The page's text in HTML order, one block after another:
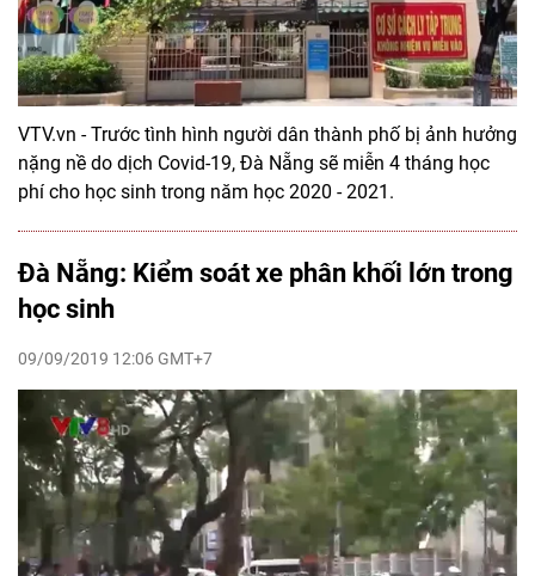
VTV.vn - Trước tình hình người dân thành phố bị ảnh hưởng
nặng nề do dịch Covid-19, Đà Nẵng sẽ miễn 4 tháng học
phí cho học sinh trong năm học 2020 - 2021.
Đà Nẵng: Kiểm soát xe phân khối lớn trong
học sinh
09/09/2019 12:06 GMT+7